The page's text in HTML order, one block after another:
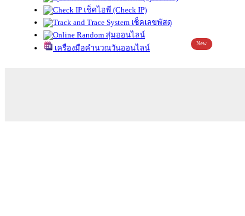
เช็คไอพี (Check IP)
เช็คเลขพัสดุ
สุ่มออนไลน์
เครื่องมือคำนวณวันออนไลน์
New